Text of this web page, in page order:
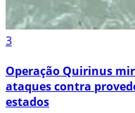
3
Operação Quirinus
ataques contra
estados